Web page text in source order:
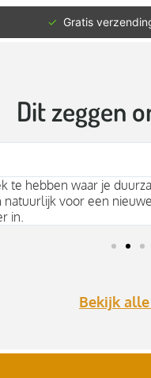
✓ Gratis
Dit zeggen
te hebben waar je
voor een
in.
Bekijk